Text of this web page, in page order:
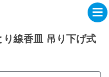
線香皿 吊り下げ式